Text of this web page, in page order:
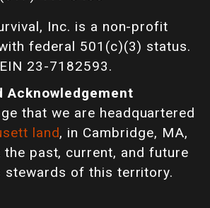
Inc. is a non-profit
federal 501(c)(3) status.
23-7182593.
Acknowledgement
that we are headquartered
land, in Cambridge, MA,
the past, current, and future
stewards of this territory.